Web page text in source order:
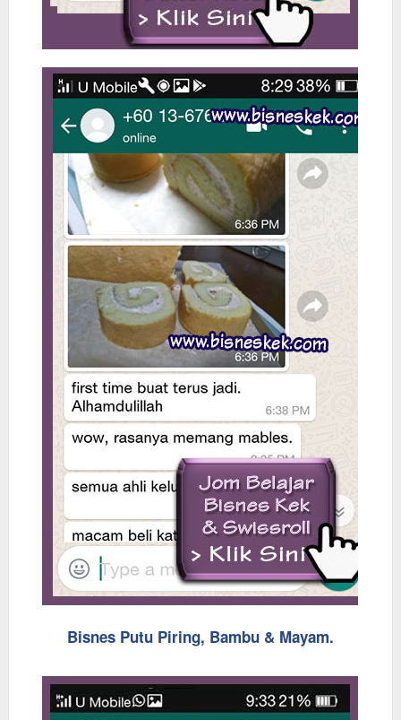
Bisnes Putu Piring, Bambu & Mayam.